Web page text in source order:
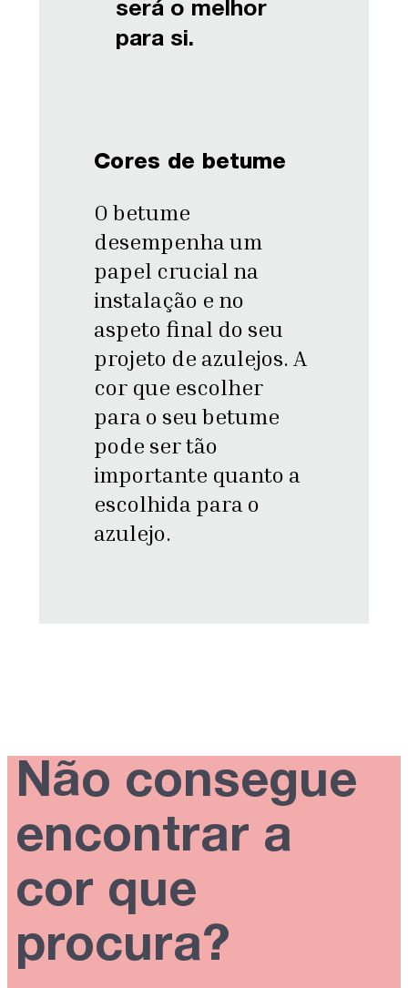
será o melhor
para si.
Cores de betume
O betume
desempenha um
papel crucial na
instalação e no
aspeto final do seu
projeto de azulejos. A
cor que escolher
para o seu betume
pode ser tão
importante quanto a
escolhida para o
azulejo.
Não consegue
encontrar a
cor que
procura?